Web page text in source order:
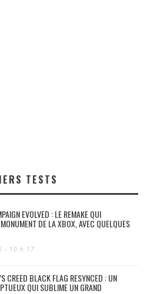
TESTS
EVOLVED : LE REMAKE QUI
DE LA XBOX, AVEC QUELQUES
- 10 h 17
CREED BLACK FLAG RESYNCED : UN
QUI SUBLIME UN GRAND